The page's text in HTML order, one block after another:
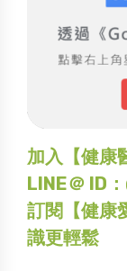
加入【健康
LINE＠ ID
訂閱【健康
識更輕鬆